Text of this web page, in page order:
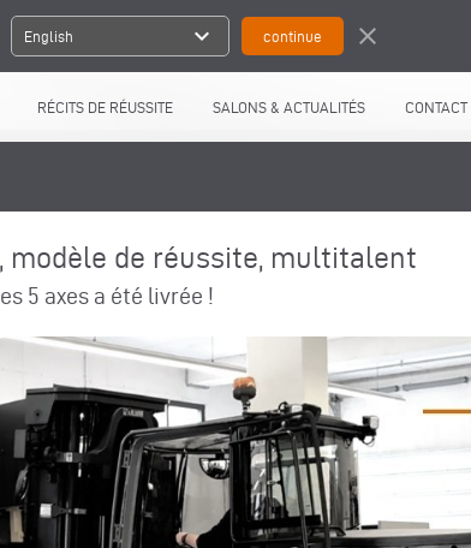
English expand_more close
RÉCITS DE RÉUSSITE SALONS & ACTUALITÉS CONTACT
modèle de réussite, multitalent
5 axes a été livrée !